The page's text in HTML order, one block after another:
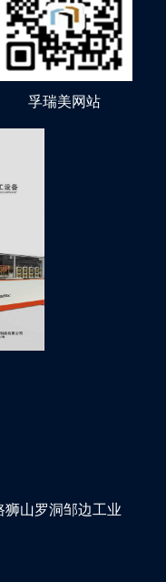
孚瑞美网站
山罗洞邹边工业